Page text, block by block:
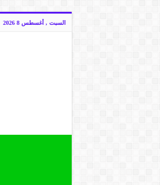
السبت , أغسطس 8 2026